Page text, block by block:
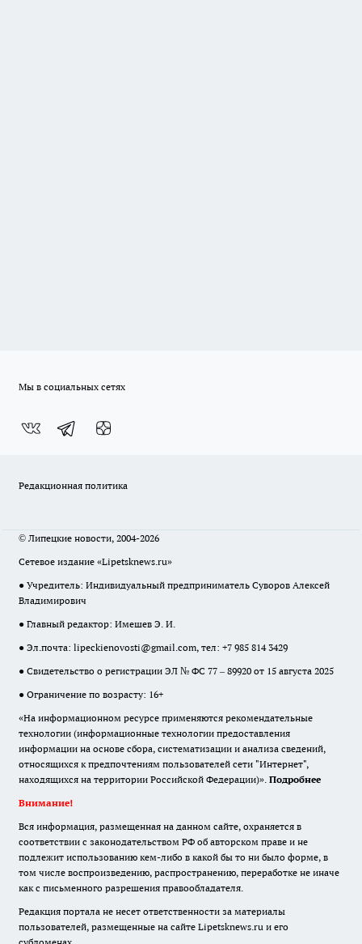
Мы в социальных сетях
Редакционная политика
© Липецкие новости, 2004-2026
Сетевое издание «Lipetsknews.ru»
● Учредитель: Индивидуальный предприниматель Суворов Алексей
Владимирович
● Главный редактор: Имешев Э. И.
● Эл.почта: lipeckienovosti@gmail.com, тел: +7 985 814 3429
● Свидетельство о регистрации ЭЛ № ФС 77 – 89920 от 15 августа 2025
● Ограничение по возрасту: 16+
«На информационном ресурсе применяются рекомендательные
технологии (информационные технологии предоставления
информации на основе сбора, систематизации и анализа сведений,
относящихся к предпочтениям пользователей сети "Интернет",
находящихся на территории Российской Федерации)». Подробнее
Внимание!
Вся информация, размещенная на данном сайте, охраняется в
соответствии с законодательством РФ об авторском праве и не
подлежит использованию кем-либо в какой бы то ни было форме, в
том числе воспроизведению, распространению, переработке не иначе
как с письменного разрешения правообладателя.
Редакция портала не несет ответственности за материалы
пользователей, размещенные на сайте Lipetsknews.ru и его